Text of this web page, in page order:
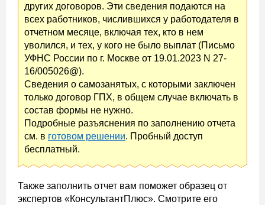
других договоров. Эти сведения подаются на
всех работников, числившихся у работодателя в
отчетном месяце, включая тех, кто в нем
уволился, и тех, у кого не было выплат (Письмо
УФНС России по г. Москве от 19.01.2023 N 27-
16/005026@).
Сведения о самозанятых, с которыми заключен
только договор ГПХ, в общем случае включать в
состав формы не нужно.
Подробные разъяснения по заполнению отчета
см. в готовом решении. Пробный доступ
бесплатный.
Также заполнить отчет вам поможет образец от
экспертов «КонсультантПлюс». Смотрите его